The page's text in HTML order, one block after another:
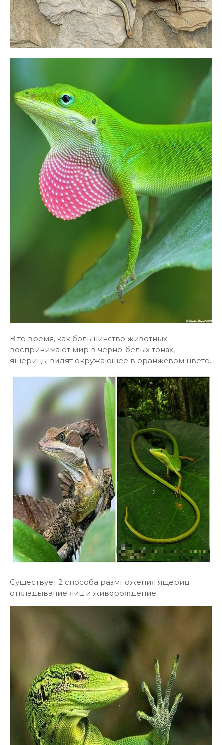
В то время, как большинство животных
воспринимают мир в черно-белых тонах,
ящерицы видят окружающее в оранжевом цвете.
Существует 2 способа размножения ящериц:
откладывание яиц и живорождение.